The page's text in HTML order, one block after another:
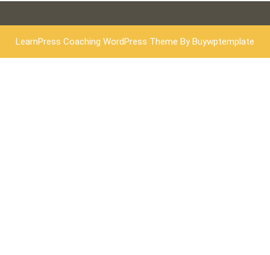
LearnPress Coaching WordPress Theme By Buywptemplate